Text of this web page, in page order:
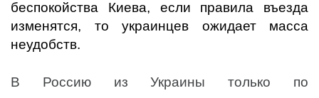
беспокойства Киева, если правила въезда
изменятся, то украинцев ожидает масса
неудобств.
В Россию из Украины только по